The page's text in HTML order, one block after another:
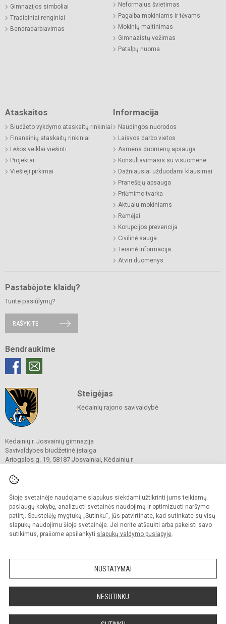
Šioje svetainėje naudojame slapukus siekdami užtikrinti jums teikiamų
paslaugų kokybę, analizuoti svetainės naudojimą ir optimizuoti naršymo
patirtį. Spustelėję mygtuką „Sutinku“, jūs patvirtinate, kad sutinkate su visų
slapukų naudojimu šioje svetainėje. Jei norite atšaukti arba pakeisti savo
sutikimus, prašome apsilankyti slapukų valdymo puslapyje.
NUSTATYMAI
NESUTINKU
Gimnazijos simboliai
Tradiciniai renginiai
Bendradarbiavimas
Neformalus švietimas
Pagalba mokiniams ir tėvams
Mokinių maitinimas
Gimnazistų vežimas
Patalpų nuoma
Ataskaitos
Biudžeto vykdymo ataskaitų rinkiniai
Finansinių ataskaitų rinkiniai
Lėšos veiklai viešinti
Projektai
Viešieji pirkimai
Informacija
Naudingos nuorodos
Laisvos darbo vietos
Asmens duomenų apsauga
Konsultavimasis su visuomene
Dažniausiai užduodami klausimai
Pranešėjų apsauga
Priėmimo tvarka
Aktualu mokiniams
Rėmėjai
Korupcijos prevencija
Civilinė sauga
Teisinė informacija
Atviri duomenys
Pastabėjote klaidų?
Turite pasiūlymų?
RAŠYKITE
Bendraukime
Steigėjas
Kėdainių rajono savivaldybė
Kėdainių r. Josvainių gimnazija
Savivaldybės biudžetinė įstaiga
Ariogalos g. 19, 58187 Josvainiai, Kėdainių r.
El. p.
Duomenys kaupiami ir saugomi
Juridinių asmenų registre
Įmonės kodas 191018728
Kopijuoti turinį be raštiško gimnazijos sutikimo griežtai draudžiama.
Prieinamumo paraiška Slapukų valdymas
svetainę